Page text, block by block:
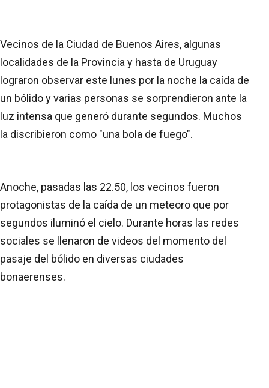
Vecinos de la Ciudad de Buenos Aires, algunas
localidades de la Provincia y hasta de Uruguay
lograron observar este lunes por la noche la caída de
un bólido y varias personas se sorprendieron ante la
luz intensa que generó durante segundos. Muchos
la discribieron como "una bola de fuego".
Anoche, pasadas las 22.50, los vecinos fueron
protagonistas de la caída de un meteoro que por
segundos iluminó el cielo. Durante horas las redes
sociales se llenaron de videos del momento del
pasaje del bólido en diversas ciudades
bonaerenses.